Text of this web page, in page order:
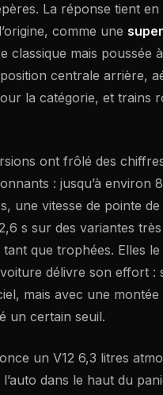
La réponse tient
comme une
classique mais poussée
centrale arrière,
la catégorie, et trains
ont frôlé des
: jusqu’à environ
une vitesse de pointe
s sur des variantes
que trophées. Elles
délivre son effort :
mais avec une montée
un certain seuil.
un V12 6,3 litres
dans le haut du